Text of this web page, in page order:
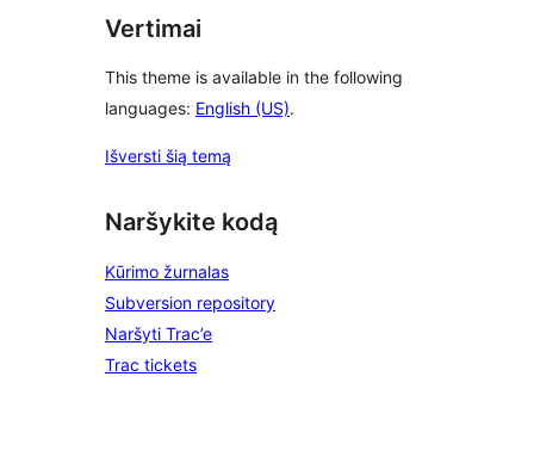
Vertimai
This theme is available in the following
languages: English (US).
Išversti šią temą
Naršykite kodą
Kūrimo žurnalas
Subversion repository
Naršyti Trac’e
Trac tickets